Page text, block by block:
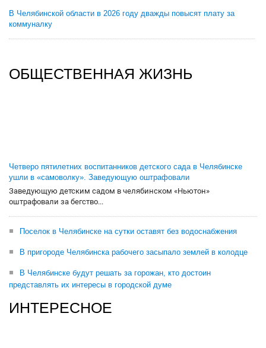
В Челябинской области в 2026 году дважды повысят плату за
коммуналку
ОБЩЕСТВЕННАЯ ЖИЗНЬ
Четверо пятилетних воспитанников детского сада в Челябинске
ушли в «самоволку». Заведующую оштрафовали
Заведующую детским садом в челябинском «Ньютон»
оштрафовали за бегство...
Поселок в Челябинске на сутки оставят без водоснабжения
В пригороде Челябинска рабочего засыпало землей в колодце
В Челябинске будут решать за горожан, кто достоин
представлять их интересы в городской думе
ИНТЕРЕСНОЕ